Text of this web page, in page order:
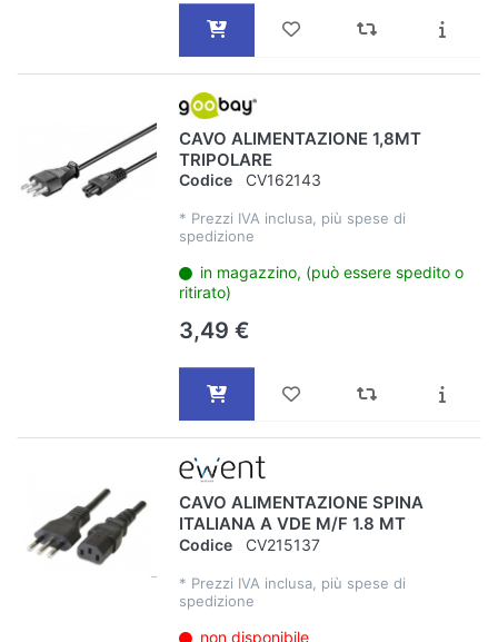
CAVO ALIMENTAZIONE 1,8MT
TRIPOLARE
Codice CV162143
* Prezzi IVA inclusa, più spese di
spedizione
in magazzino, (può essere spedito o
ritirato)
3,49 €
CAVO ALIMENTAZIONE SPINA
ITALIANA A VDE M/F 1.8 MT
Codice CV215137
* Prezzi IVA inclusa, più spese di
spedizione
non disponibile